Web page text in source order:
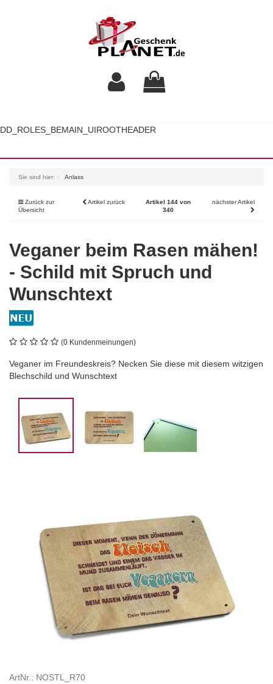
DD_ROLES_BEMAIN_UIROOTHEADER
Sie sind hier: Anlass
Zurück zur
Übersicht
Artikel zurück
Artikel 144 von
340
nächster Artikel
Veganer beim Rasen mähen!
- Schild mit Spruch und
Wunschtext
(0 Kundenmeinungen)
Veganer im Freundeskreis? Necken Sie diese mit diesem witzigen
Blechschild und Wunschtext
ArtNr.: NOSTL_R70